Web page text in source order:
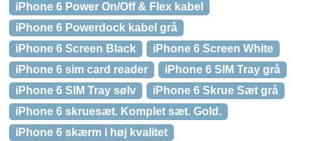
iPhone 6 Power On/Off & Flex kabel
iPhone 6 Powerdock kabel grå
iPhone 6 Screen Black
iPhone 6 Screen White
iPhone 6 sim card reader
iPhone 6 SIM Tray grå
iPhone 6 SIM Tray sølv
iPhone 6 Skrue Sæt grå
iPhone 6 skruesæt. Komplet sæt. Gold.
iPhone 6 skærm i høj kvalitet